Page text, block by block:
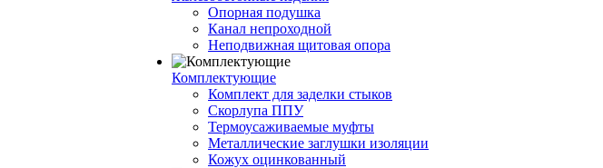
Опорная подушка
Канал непроходной
Неподвижная щитовая опора
Комплектующие
Комплект для заделки стыков
Скорлупа ППУ
Термоусаживаемые муфты
Металлические заглушки изоляции
Кожух оцинкованный